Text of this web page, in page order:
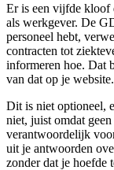
Er is een vijfde kloof
als werkgever. De
personeel hebt,
contracten tot
informeren hoe. Dat
van dat op je website.
Dit is niet optioneel,
niet, juist omdat
verantwoordelijk
uit je antwoorden
zonder dat je hoefde